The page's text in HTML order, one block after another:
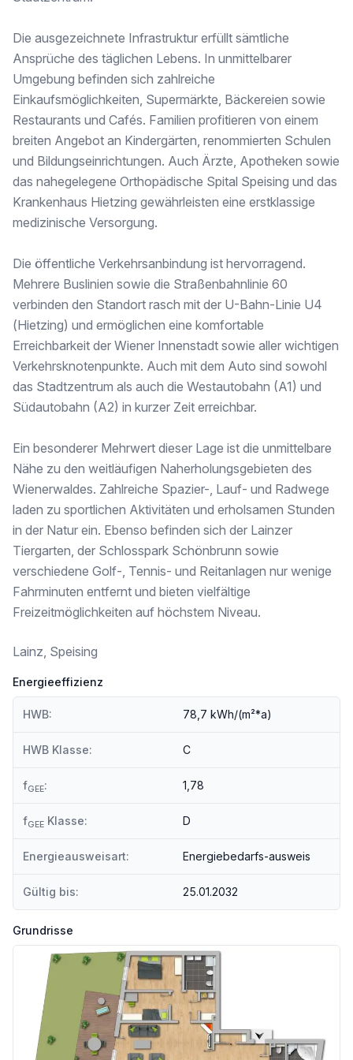
* exklusives Wohnambiente im grünen Hietzing
Diese außergewöhnliche Gartenwohnung vereint großzügiges Wohnen, die exklusive Ausstattung und der einzigartige Außenbereich macht diese Wohnung zu einer Immobilie der gehobenen Kategorie.
Ein stilvoller Rückzugsort für alle, die das Besondere suchen – und dabei auf urbanen Komfort nicht verzichten möchten. Vereinbaren Sie noch heute einen Besichtigungstermin und erleben Sie diese einzigartige Immobilie persönlich.
IHR 2M-IMMOBILIEN TEAM
Wir freuen uns auf SIE!
_Dieses Objekt wird Ihnen unverbindlich und freibleibend zum Kauf angeboten. Oben angeführte Angaben basieren auf Informationen und Unterlagen des Eigentümers und sind unsererseits ohne Gewähr. Im Falle eines Abschlusses mit Ihnen oder einem von Ihnen namhaft gemachten Dritten bzw. bei beidseitiger Willensübereinstimmung beträgt unser Honorar (lt. Honorarverordnung für Immobilienmakler) 3% des Kaufpreises zuzüglich der gesetzlichen Umsatzsteuer_
Der Vermittler ist als Doppelmakler tätig.
Gesundheit
Apotheke <1.000m
Klinik <750m
Krankenhaus <750m
Kinder & Schulen
Schule <500m
Kindergarten <750m
Nahversorgung
Supermarkt <500m
Einkaufszentrum <2.250m
Sonstige
Geldautomat <1.000m
Bank <1.000m
Post <1.000m
Polizei <1.750m
Bus <250m
Straßenbahn <750m
Autobahnanschluss <2.250m
Angaben Entfernung Luftlinie / Quelle: OpenStreetMap
Die ausgezeichnete Infrastruktur erfüllt sämtliche
Ansprüche des täglichen Lebens. In unmittelbarer
Umgebung befinden sich zahlreiche
Einkaufsmöglichkeiten, Supermärkte, Bäckereien sowie
Restaurants und Cafés. Familien profitieren von einem
breiten Angebot an Kindergärten, renommierten Schulen
und Bildungseinrichtungen. Auch Ärzte, Apotheken sowie
das nahegelegene Orthopädische Spital Speising und das
Krankenhaus Hietzing gewährleisten eine erstklassige
medizinische Versorgung.
Die öffentliche Verkehrsanbindung ist hervorragend.
Mehrere Buslinien sowie die Straßenbahnlinie 60
verbinden den Standort rasch mit der U-Bahn-Linie U4
(Hietzing) und ermöglichen eine komfortable
Erreichbarkeit der Wiener Innenstadt sowie aller wichtigen
Verkehrsknotenpunkte. Auch mit dem Auto sind sowohl
das Stadtzentrum als auch die Westautobahn (A1) und
Südautobahn (A2) in kurzer Zeit erreichbar.
Ein besonderer Mehrwert dieser Lage ist die unmittelbare
Nähe zu den weitläufigen Naherholungsgebieten des
Wienerwaldes. Zahlreiche Spazier-, Lauf- und Radwege
laden zu sportlichen Aktivitäten und erholsamen Stunden
in der Natur ein. Ebenso befinden sich der Lainzer
Tiergarten, der Schlosspark Schönbrunn sowie
verschiedene Golf-, Tennis- und Reitanlagen nur wenige
Fahrminuten entfernt und bieten vielfältige
Freizeitmöglichkeiten auf höchstem Niveau.
Lainz, Speising
Energieeffizienz
HWB: 78,7 kWh/(m²*a)
HWB Klasse: C
fGEE: 1,78
fGEE Klasse: D
Energieausweisart: Energiebedarfs-ausweis
Gültig bis: 25.01.2032
Grundrisse